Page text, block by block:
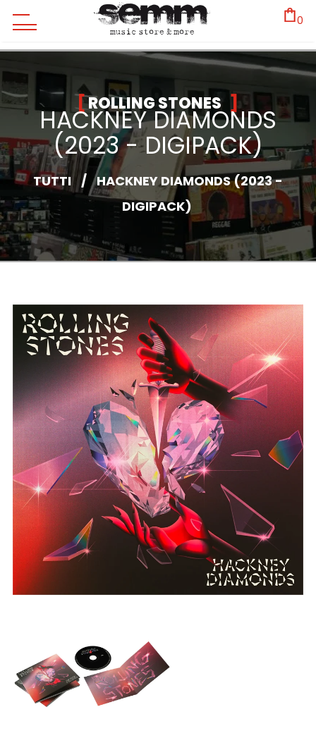
0
ROLLING STONES
HACKNEY DIAMONDS
(2023 - DIGIPACK)
TUTTI / HACKNEY DIAMONDS (2023 -
DIGIPACK)